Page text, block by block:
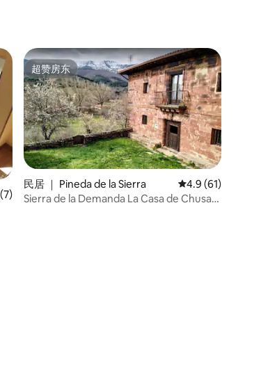
4.86 分（满分 5 分），共 7 条评价
超赞房东
超赞房东
民居 ｜ Pineda de la Sierra 平均评分 4.9 分（满
4.9 (61)
Sierra de la Demanda La Casa de Chusa